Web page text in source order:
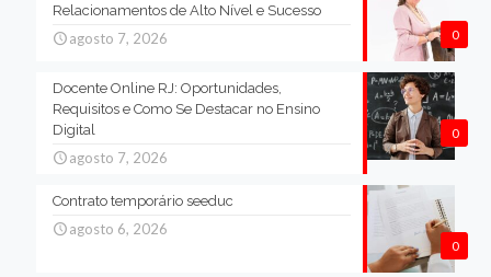
0
Relacionamentos de Alto Nível e Sucesso
agosto 7, 2026
0
Docente Online RJ: Oportunidades,
Requisitos e Como Se Destacar no Ensino
Digital
agosto 7, 2026
0
Contrato temporário seeduc
agosto 6, 2026